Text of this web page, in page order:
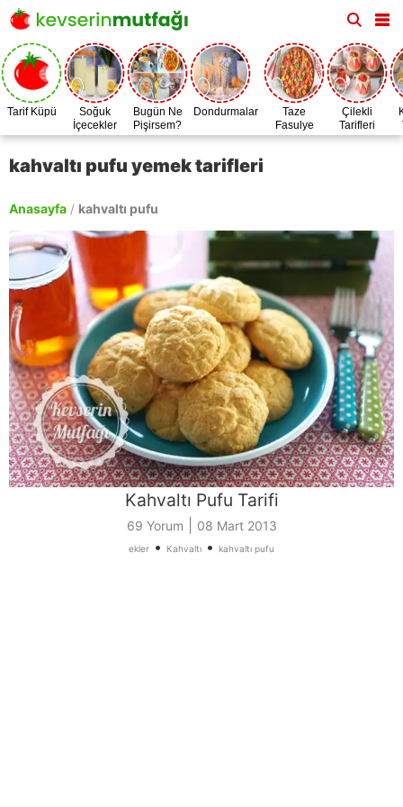
Tarif Küpü
Soğuk
İçecekler
Bugün Ne
Pişirsem?
Dondurmalar
Taze
Fasulye
Zamanı
Çilekli
Tarifleri
kahvaltı pufu yemek tarifleri
Anasayfa / kahvaltı pufu
Kahvaltı Pufu Tarifi
69 Yorum 08 Mart 2013
ekler • Kahvaltı • kahvaltı pufu